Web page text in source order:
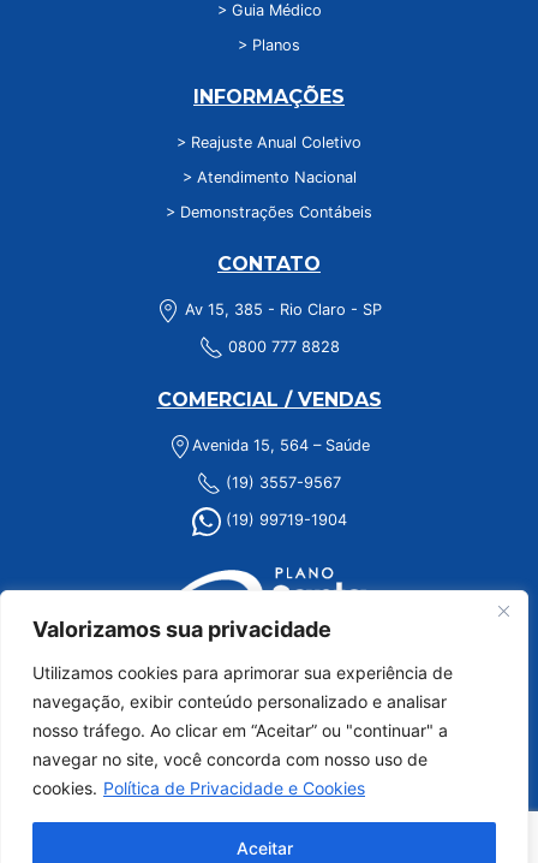
Valorizamos sua privacidade
Utilizamos cookies para aprimorar sua experiência de
navegação, exibir conteúdo personalizado e analisar
nosso tráfego. Ao clicar em “Aceitar” ou "continuar" a
navegar no site, você concorda com nosso uso de
cookies. Política de Privacidade e Cookies
Aceitar
> Guia Médico
> Planos
INFORMAÇÕES
> Reajuste Anual Coletivo
> Atendimento Nacional
> Demonstrações Contábeis
CONTATO
Av 15, 385 - Rio Claro - SP
0800 777 8828
COMERCIAL / VENDAS
Avenida 15, 564 – Saúde
(19) 3557-9567
(19) 99719-1904